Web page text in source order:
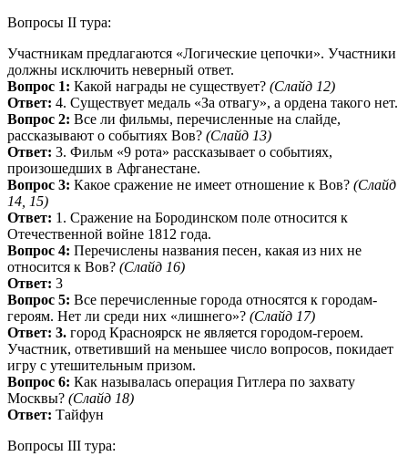
Вопросы II тура:
Участникам предлагаются «Логические цепочки». Участники
должны исключить неверный ответ.
Вопрос 1: Какой награды не существует? (Слайд 12)
Ответ: 4. Существует медаль «За отвагу», а ордена такого нет.
Вопрос 2: Все ли фильмы, перечисленные на слайде,
рассказывают о событиях Вов? (Слайд 13)
Ответ: 3. Фильм «9 рота» рассказывает о событиях,
произошедших в Афганестане.
Вопрос 3: Какое сражение не имеет отношение к Вов? (Слайд
14, 15)
Ответ: 1. Сражение на Бородинском поле относится к
Отечественной войне 1812 года.
Вопрос 4: Перечислены названия песен, какая из них не
относится к Вов? (Слайд 16)
Ответ: 3
Вопрос 5: Все перечисленные города относятся к городам-
героям. Нет ли среди них «лишнего»? (Слайд 17)
Ответ: 3. город Красноярск не является городом-героем.
Участник, ответивший на меньшее число вопросов, покидает
игру с утешительным призом.
Вопрос 6: Как называлась операция Гитлера по захвату
Москвы? (Слайд 18)
Ответ: Тайфун
Вопросы III тура: